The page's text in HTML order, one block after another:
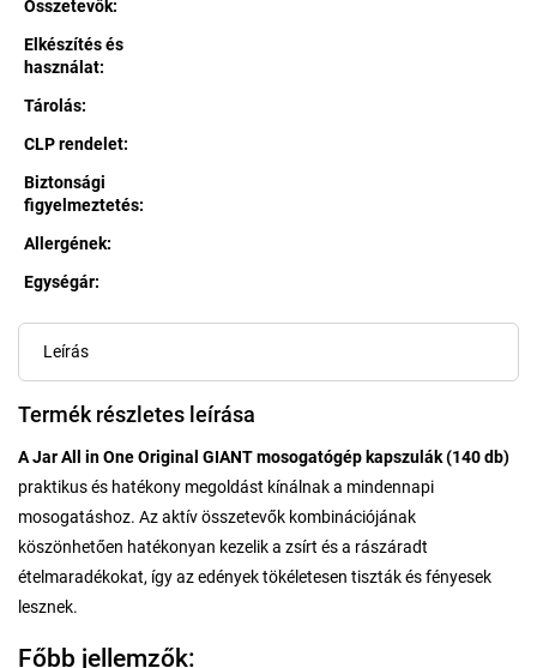
Összetevők:
Elkészítés és
használat:
Tárolás:
CLP rendelet:
Biztonsági
figyelmeztetés:
Allergének:
Egységár:
Leírás
Termék részletes leírása
A Jar All in One Original GIANT mosogatógép kapszulák (140 db)
praktikus és hatékony megoldást kínálnak a mindennapi
mosogatáshoz. Az aktív összetevők kombinációjának
köszönhetően hatékonyan kezelik a zsírt és a rászáradt
ételmaradékokat, így az edények tökéletesen tiszták és fényesek
lesznek.
Főbb jellemzők: